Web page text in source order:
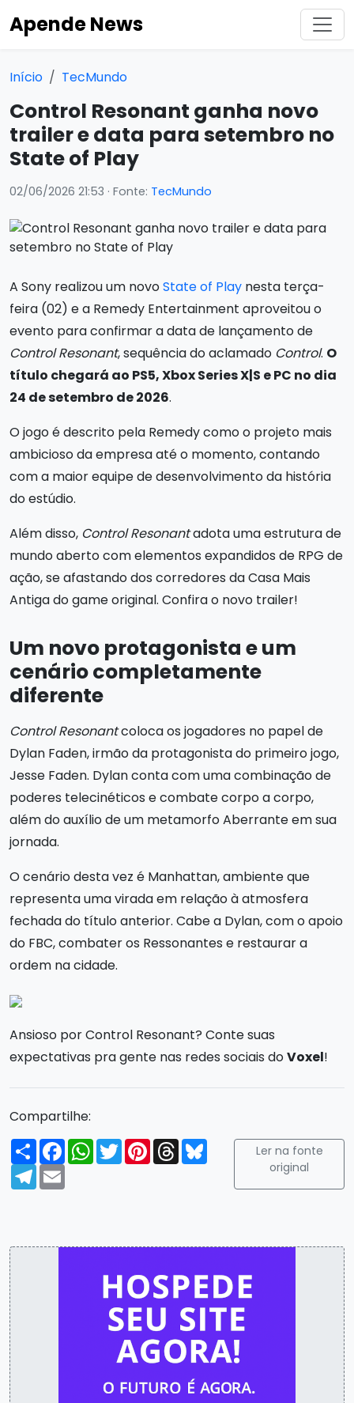
Apende News
Início TecMundo
Control Resonant ganha novo
trailer e data para setembro no
State of Play
02/06/2026 21:53 · Fonte: TecMundo
A Sony realizou um novoState of Play nesta terça-
feira (02) e a Remedy Entertainment aproveitou o
evento para confirmar a data de lançamento de
Control Resonant, sequência do aclamado Control. O
título chegará ao PS5, Xbox Series X|S e PC no dia
24 de setembro de 2026.
O jogo é descrito pela Remedy como o projeto mais
ambicioso da empresa até o momento, contando
com a maior equipe de desenvolvimento da história
do estúdio.
Além disso, Control Resonantadota uma estrutura de
mundo aberto com elementos expandidos de RPG de
ação, se afastando dos corredores da Casa Mais
Antiga do game original. Confira o novo trailer!
Um novo protagonista e um
cenário completamente
diferente
Control Resonantcoloca os jogadores no papel de
Dylan Faden, irmão da protagonista do primeiro jogo,
Jesse Faden. Dylan conta com uma combinação de
poderes telecinéticos e combate corpo a corpo,
além do auxílio de um metamorfo Aberrante em sua
jornada.
O cenário desta vez é Manhattan, ambiente que
representa uma virada em relação à atmosfera
fechada do título anterior. Cabe a Dylan, com o apoio
do FBC, combater os Ressonantes e restaurar a
ordem na cidade.
Ansioso por Control Resonant? Conte suas
expectativas pra gente nas redes sociais doVoxel!
Compartilhe:
Compartilhar
FacebookWhatsApp
TwitterPinterest
ThreadsBluesky
Telegram
Email
Ler na fonte
original